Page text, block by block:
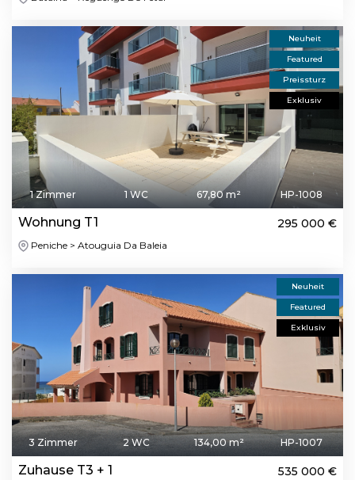
Neuheit
Featured
Preissturz
Exklusiv
1 Zimmer 1 WC 67,80 m² HP-1008
Wohnung T1 295 000 €
Peniche > Atouguia Da Baleia
Neuheit
Featured
Exklusiv
3 Zimmer 2 WC 134,00 m² HP-1007
Zuhause T3 + 1 535 000 €